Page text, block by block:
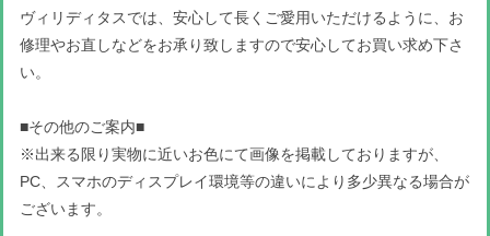
ヴィリディタスでは、安心して長くご愛用いただけるように、お
修理やお直しなどをお承り致しますので安心してお買い求め下さ
い。
■その他のご案内■
※出来る限り実物に近いお色にて画像を掲載しておりますが、
PC、スマホのディスプレイ環境等の違いにより多少異なる場合が
ございます。